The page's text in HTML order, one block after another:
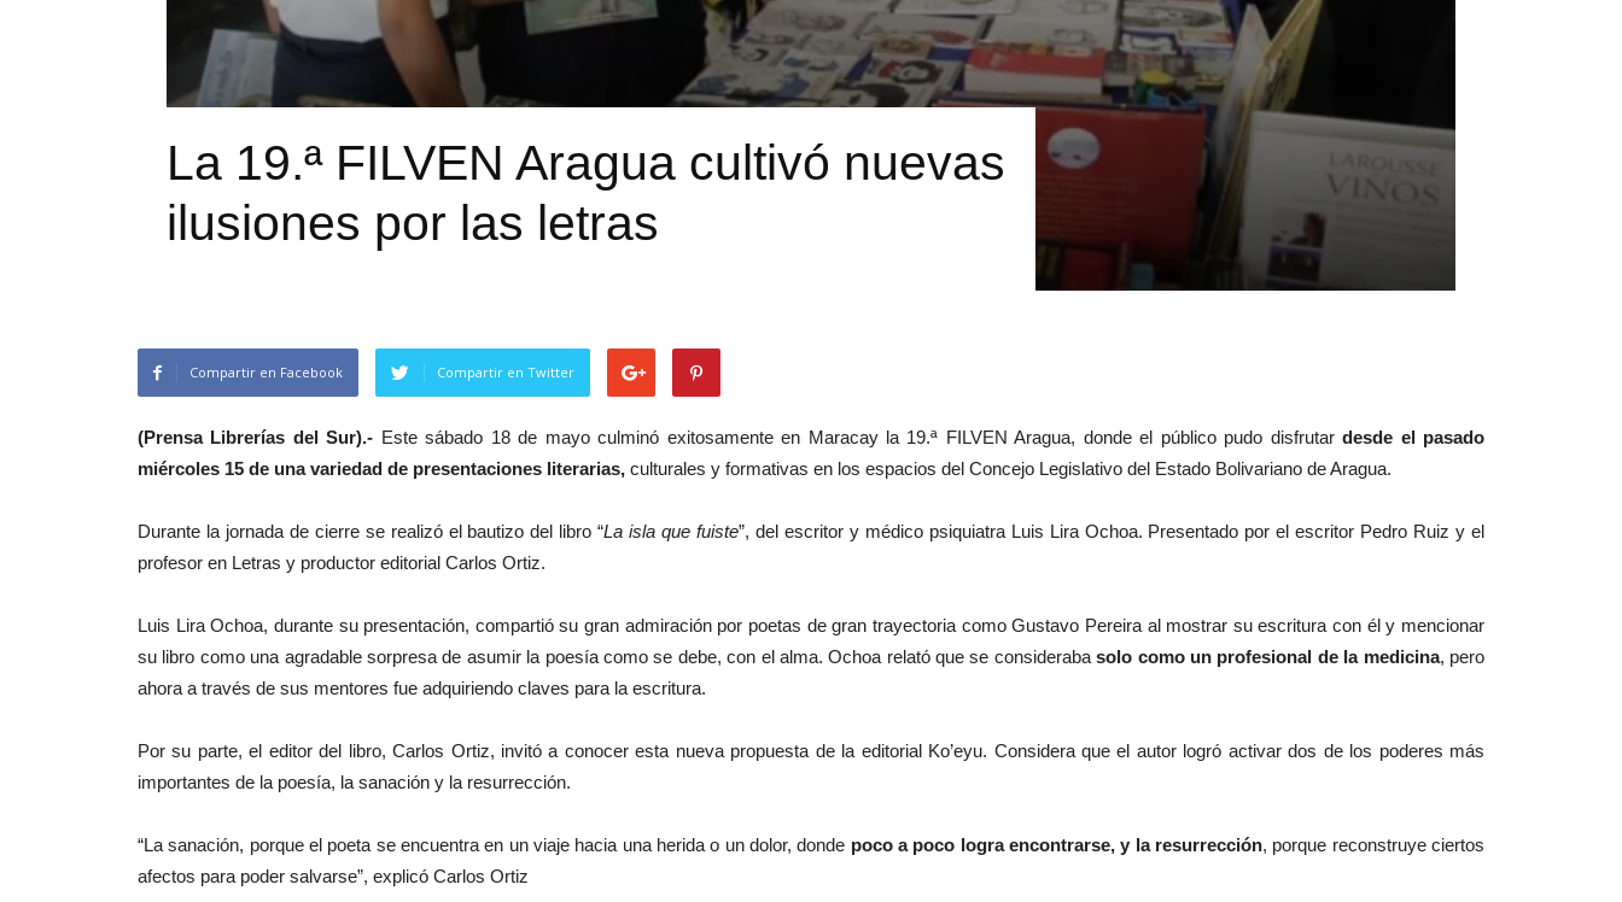
La 19.ª FILVEN Aragua cultivó nuevas
ilusiones por las letras
Compartir en Facebook Compartir en Twitter
(Prensa Librerías del Sur).- Este sábado 18 de mayo culminó exitosamente en Maracay la 19.ª FILVEN Aragua, donde el público pudo disfrutardesde el pasado
miércoles 15 de una variedad de presentaciones literarias, culturales y formativas en los espacios del Concejo Legislativo del Estado Bolivariano de Aragua.
Durante la jornada de cierre se realizó el bautizo del libro “La isla que fuiste”, del escritor y médico psiquiatra Luis Lira Ochoa. Presentado por el escritor Pedro Ruiz y el
profesor en Letras y productor editorial Carlos Ortiz.
Luis Lira Ochoa, durante su presentación, compartió su gran admiración por poetas de gran trayectoria como Gustavo Pereira al mostrar su escritura con él y mencionar
su libro como una agradable sorpresa de asumir la poesía como se debe, con el alma. Ochoa relató que se considerabasolo como un profesional de la medicina, pero
ahora a través de sus mentores fue adquiriendo claves para la escritura.
Por su parte, el editor del libro, Carlos Ortiz, invitó a conocer esta nueva propuesta de la editorial Ko’eyu. Considera que el autor logró activar dos de los poderes más
importantes de la poesía, la sanación y la resurrección.
“La sanación, porque el poeta se encuentra en un viaje hacia una herida o un dolor, donde poco a poco logra encontrarse, y la resurrección, porque reconstruye ciertos
afectos para poder salvarse”, explicó Carlos Ortiz